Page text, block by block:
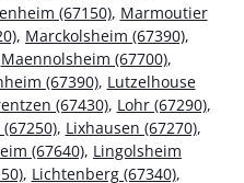
(67150), Marmoutier
, Marckolsheim (67390),
Maennolsheim (67700),
(67390), Lutzelhouse
(67430), Lohr (67290),
, Lixhausen (67270),
(67640), Lingolsheim
, Lichtenberg (67340),